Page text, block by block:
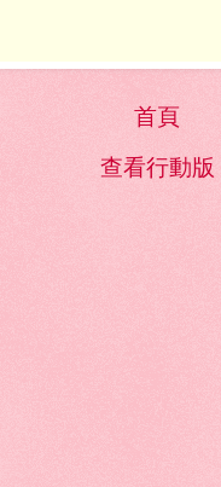
首頁
查看行動版